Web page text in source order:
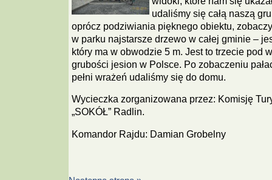
udaliśmy się całą naszą
oprócz podziwiania pięknego obiektu,
w parku najstarsze drzewo w całej gminie –
który ma w obwodzie 5 m. Jest to trzecie pod
grubości jesion w Polsce. Po zobaczeniu
pełni wrażeń udaliśmy się do domu.
Wycieczka zorganizowana przez: Komisję
„SOKÓŁ” Radlin.
Komandor Rajdu: Damian Grobelny